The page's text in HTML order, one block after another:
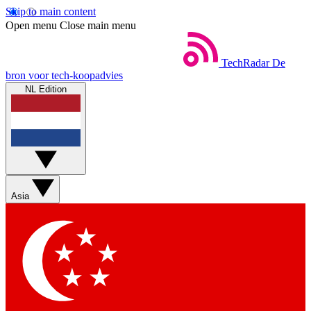
Skip to main content
Open menu Close main menu
TechRadar De
bron voor tech-koopadvies
NL Edition
Asia